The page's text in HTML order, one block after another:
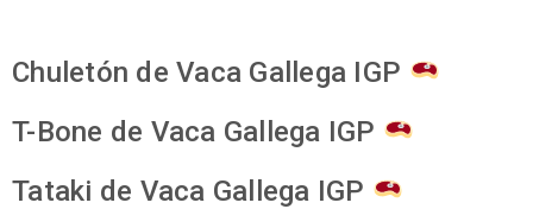
Chuletón de Vaca Gallega IGP
T-Bone de Vaca Gallega IGP
Tataki de Vaca Gallega IGP